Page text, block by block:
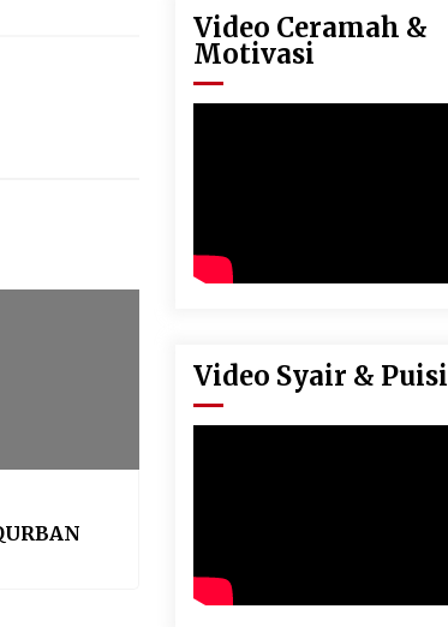
Video Ceramah &
Motivasi
Video Syair & Puisi